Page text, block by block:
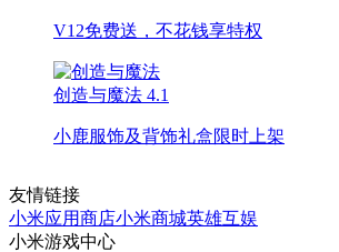
V12免费送，不花钱享特权
创造与魔法 4.1
小鹿服饰及背饰礼盒限时上架
友情链接
小米应用商店小米商城英雄互娱
小米游戏中心